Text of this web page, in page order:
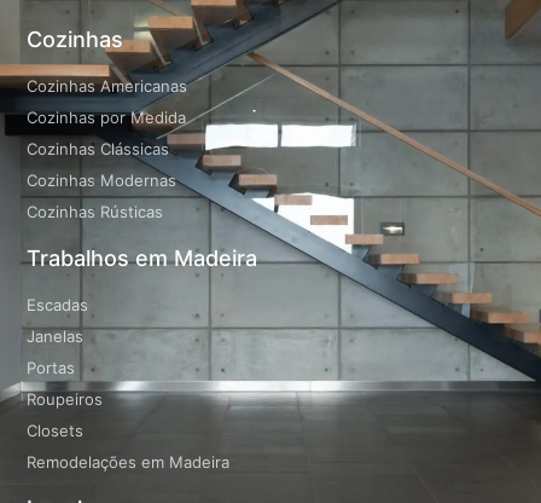
Cozinhas
Cozinhas Americanas
Cozinhas por Medida
Cozinhas Clássicas
Cozinhas Modernas
Cozinhas Rústicas
Trabalhos em Madeira
Escadas
Janelas
Portas
Roupeiros
Closets
Remodelações em Madeira